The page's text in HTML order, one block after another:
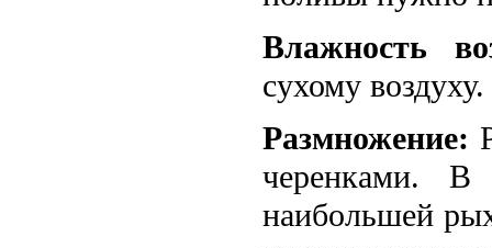
Влажность
сухому воздуху.
Размножение:
черенками. В
наибольшей